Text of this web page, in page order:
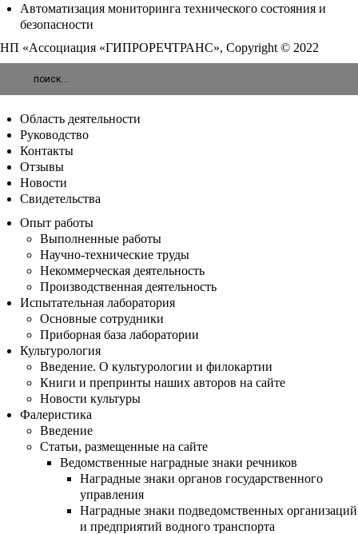
Автоматизация мониторинга технического состояния и
безопасности
НП «Ассоциация «ГИПРОРЕЧТРАНС», Copyright © 2022
Область деятельности
Руководство
Контакты
Отзывы
Новости
Свидетельства
Опыт работы
Выполненные работы
Научно-технические труды
Некоммерческая деятельность
Производственная деятельность
Испытательная лаборатория
Основные сотрудники
Приборная база лаборатории
Культурология
Введение. О культурологии и филокартии
Книги и препринты наших авторов на сайте
Новости культуры
Фалеристика
Введение
Статьи, размещенные на сайте
Ведомственные наградные знаки речников
Наградные знаки органов государственного
управления
Наградные знаки подведомственных организаций
и предприятий водного транспорта